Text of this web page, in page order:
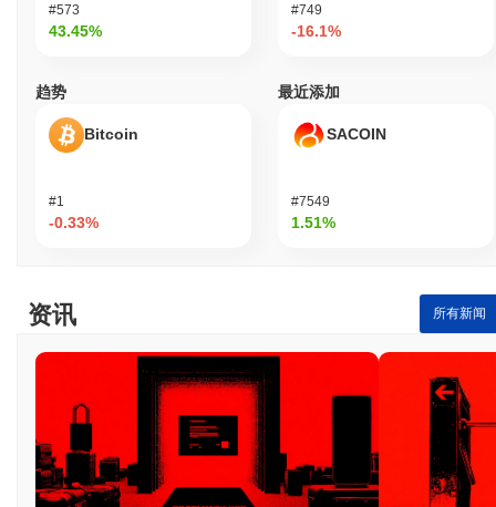
见的。团队继续通过定期审计、与利益相关者的透明沟通以及遵循
最佳开发和安全实践来减轻这些风险。
JEJE (JJ) 常见问题 – 关键指标与市场洞察
我在哪里可以购买 JEJE (JJ)?
用。
JEJE 的价格范围历史是什么?
历史最高价(ATH):CN¥0.00000040
历史最低价(ATL):CN¥0.00
JEJE 目前的交易价格低于其ATH .
与更广泛的加密市场相比,JEJE 的表现如何?
在过去7天里,JEJE 上涨了 0.00%,表现优于整体加密市场 其下跌了
#573
43.45%
#749
-16.1%
趋势
Bitcoin
#1
-0.33%
最近添加
SACOIN
#7549
1.51%
资讯 所有新闻